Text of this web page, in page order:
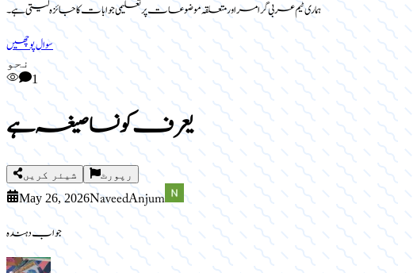
ہماری ٹیم عربی گرامر اور متعلقہ موضوعات پر تعلیمی جوابات کا جائزہ لیتی ہے۔
سوال پوچھیں
نحو
1
یعرف کونسا صیغہ ہے
شیئر کریں رپورٹ
May 26, 2026Naveed Anjum
جواب دہندہ